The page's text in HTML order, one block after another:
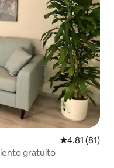
Calificación
4.81 (81)
gratuito